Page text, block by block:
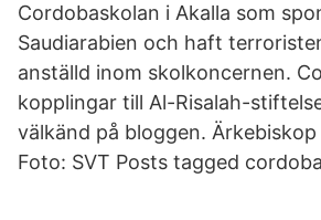
Cordobaskolan i Akalla som
Saudiarabien och haft
anställd inom skolkoncernen.
kopplingar till Al-Risalah-
välkänd på bloggen.
Foto: SVT Posts tagged